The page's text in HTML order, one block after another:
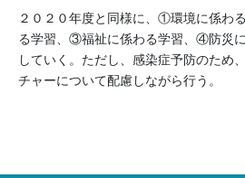
２０２０年度と同様に、①環境に係わ
る学習、③福祉に係わる学習、④防災
していく。ただし、感染症予防のため
チャーについて配慮しながら行う。